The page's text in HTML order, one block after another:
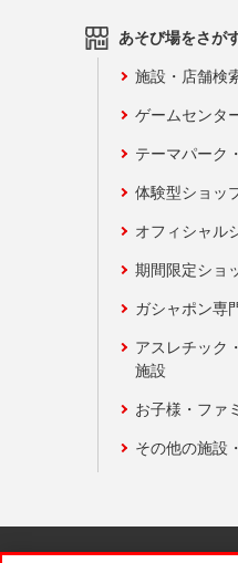
あそび場をさが
施設・店舗検
ゲームセンタ
テーマパーク
体験型ショッ
オフィシャル
期間限定ショ
ガシャポン専
アスレチック
施設
お子様・ファ
その他の施設